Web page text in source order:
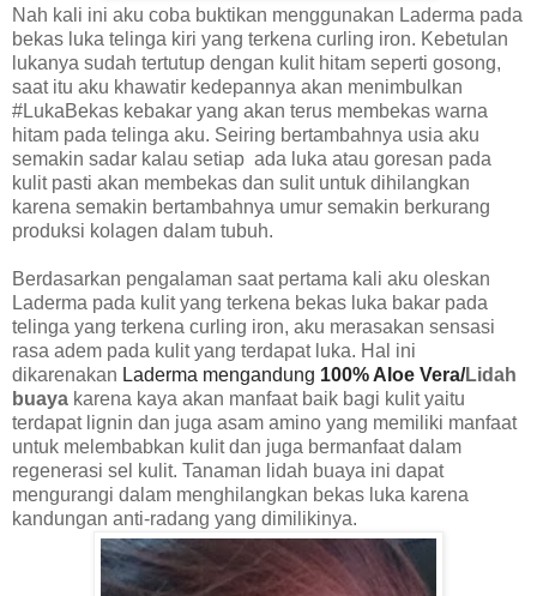
Nah kali ini aku coba buktikan menggunakan Laderma pada
bekas luka telinga kiri yang terkena curling iron. Kebetulan
lukanya sudah tertutup dengan kulit hitam seperti gosong,
saat itu aku khawatir kedepannya akan menimbulkan
#LukaBekas kebakar yang akan terus membekas warna
hitam pada telinga aku. Seiring bertambahnya usia aku
semakin sadar kalau setiap ada luka atau goresan pada
kulit pasti akan membekas dan sulit untuk dihilangkan
karena semakin bertambahnya umur semakin berkurang
produksi kolagen dalam tubuh.
Berdasarkan pengalaman saat pertama kali aku oleskan
Laderma pada kulit yang terkena bekas luka bakar pada
telinga yang terkena curling iron, aku merasakan sensasi
rasa adem pada kulit yang terdapat luka. Hal ini
dikarenakan Laderma mengandung 100% Aloe Vera/Lidah
buaya karena kaya akan manfaat baik bagi kulit yaitu
terdapat lignin dan juga asam amino yang memiliki manfaat
untuk melembabkan kulit dan juga bermanfaat dalam
regenerasi sel kulit. Tanaman lidah buaya ini dapat
mengurangi dalam menghilangkan bekas luka karena
kandungan anti-radang yang dimilikinya.